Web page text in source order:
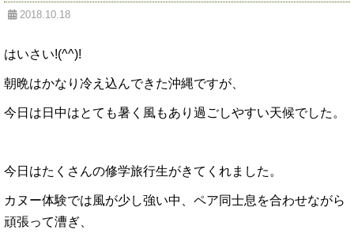
2018.10.18
はいさい!(^^)!
朝晩はかなり冷え込んできた沖縄ですが、
今日は日中はとても暑く風もあり過ごしやすい天候でした。
今日はたくさんの修学旅行生がきてくれました。
カヌー体験では風が少し強い中、ペア同士息を合わせながら
頑張って漕ぎ、